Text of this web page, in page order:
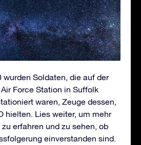
wurden Soldaten, die auf der
Force Station in Suffolk
waren, Zeuge dessen,
hielten. Lies weiter, um mehr
erfahren und zu sehen, ob
einverstanden sind.